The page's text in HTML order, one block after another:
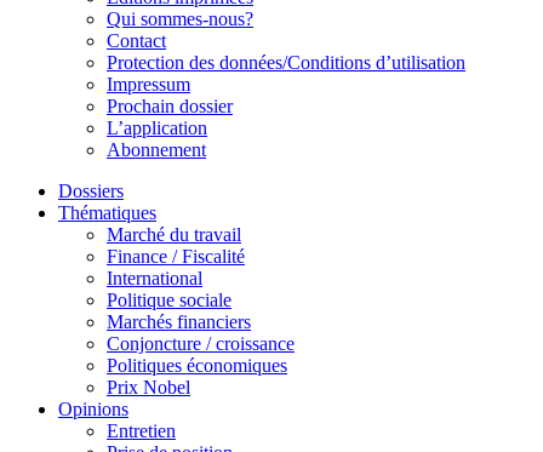
Qui sommes-nous?
Contact
Protection des données/Conditions d’utilisation
Impressum
Prochain dossier
L’application
Abonnement
Dossiers
Thématiques
Marché du travail
Finance / Fiscalité
International
Politique sociale
Marchés financiers
Conjoncture / croissance
Politiques économiques
Prix Nobel
Opinions
Entretien